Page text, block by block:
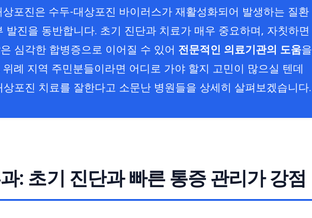
포진은 수두-대상포진 바이러스가 재활성화되어 발생하는 질환
발진을 동반합니다. 초기 진단과 치료가 매우 중요하며, 자칫하면
심각한 합병증으로 이어질 수 있어 전문적인 의료기관의 도움을
례 지역 주민분들이라면 어디로 가야 할지 고민이 많으실 텐데
포진 치료를 잘한다고 소문난 병원들을 상세히 살펴보겠습니다.
: 초기 진단과 빠른 통증 관리가 강점